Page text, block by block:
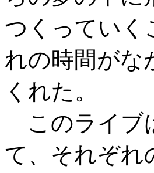
つくっていく
れの時間がな
くれた。
このライブ
て、それぞれ